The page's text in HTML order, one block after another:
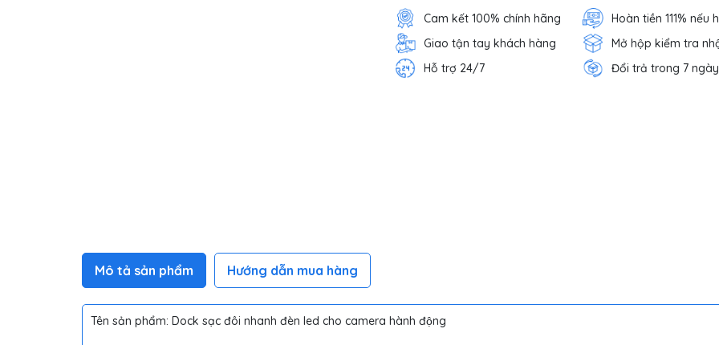
Cam kết 100% chính hãng
Hoàn tiền 111% nếu
Giao tận tay khách hàng
Mở hộp kiểm tra
Hỗ trợ 24/7
Đổi trả trong 7 ngày
Mô tả sản phẩm Hướng dẫn mua hàng
Tên sản phẩm: Dock sạc đôi nhanh đèn led cho camera hành động